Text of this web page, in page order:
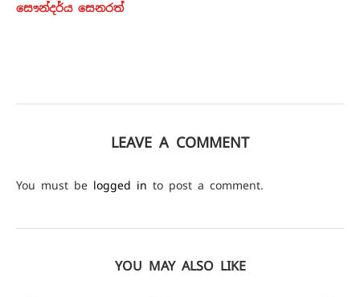
සෞන්දර්ය සෙනරත්
LEAVE A COMMENT
You must be logged in to post a comment.
YOU MAY ALSO LIKE